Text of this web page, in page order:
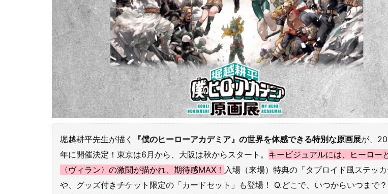
堀越耕平先生が描く 『僕のヒーローアカデミア』の世界を体感できる特別な原画展が、
年に開催決定！東京は6月から、大阪は秋からスタート。 キービジュアルには、ヒーロー
〈ヴィラン〉の激闘が描かれ、期待感MAX！ 入場（来場）特典の「タブロイド風ステッカ
や、グッズ付きチケット限定の「カードセット」も登場！ Q.どこで、いつからいつまで